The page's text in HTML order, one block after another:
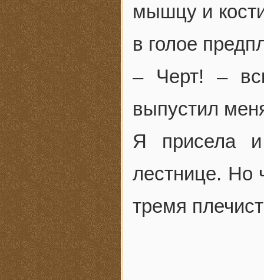
мышцу и
в голое
– Черт! –
выпустил
Я присела
лестнице. Но
тремя